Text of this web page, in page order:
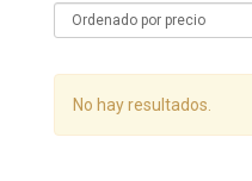
No hay resultados.